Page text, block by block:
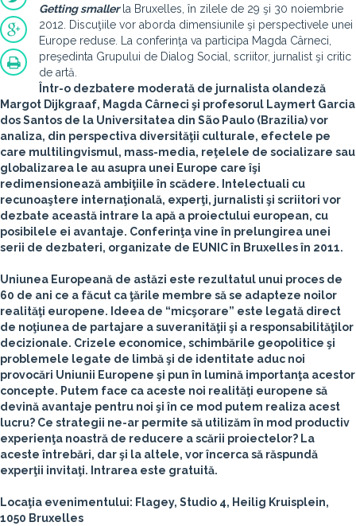
Getting smallerla Bruxelles, în zilele de 29 şi 30 noiembrie
2012. Discuţiile vor aborda dimensiunile şi perspectivele unei
Europe reduse. La conferinţa va participa Magda Cârneci,
preşedinta Grupului de Dialog Social, scriitor, jurnalist şi critic
de artă.
Într-o dezbatere moderată de jurnalista olandeză
Margot Dijkgraaf, Magda Cârneci şi profesorul Laymert Garcia
dos Santos de la Universitatea din São Paulo (Brazilia) vor
analiza, din perspectiva diversităţii culturale, efectele pe
care multilingvismul, mass-media, reţelele de socializare sau
globalizarea le au asupra unei Europe care îşi
redimensionează ambiţiile în scădere. Intelectuali cu
recunoaştere internaţională, experţi, jurnalisti şi scriitori vor
dezbate această intrare la apă a proiectului european, cu
posibilele ei avantaje. Conferinţa vine în prelungirea unei
serii de dezbateri, organizate de EUNIC în Bruxelles în 2011.
Uniunea Europeană de astăzi este rezultatul unui proces de
60 de ani ce a făcut ca ţările membre să se adapteze noilor
realităţi europene. Ideea de “micşorare” este legată direct
de noţiunea de partajare a suveranităţii şi a responsabilităţilor
decizionale. Crizele economice, schimbările geopolitice şi
problemele legate de limbă şi de identitate aduc noi
provocări Uniunii Europene şi pun în lumină importanţa acestor
concepte. Putem face ca aceste noi realităţi europene să
devină avantaje pentru noi şi în ce mod putem realiza acest
lucru? Ce strategii ne-ar permite să utilizăm în mod productiv
experienţa noastră de reducere a scării proiectelor? La
aceste întrebări, dar şi la altele, vor încerca să răspundă
experţii invitaţi. Intrarea este gratuită.
Locaţia evenimentului: Flagey, Studio 4, Heilig Kruisplein,
1050 Bruxelles